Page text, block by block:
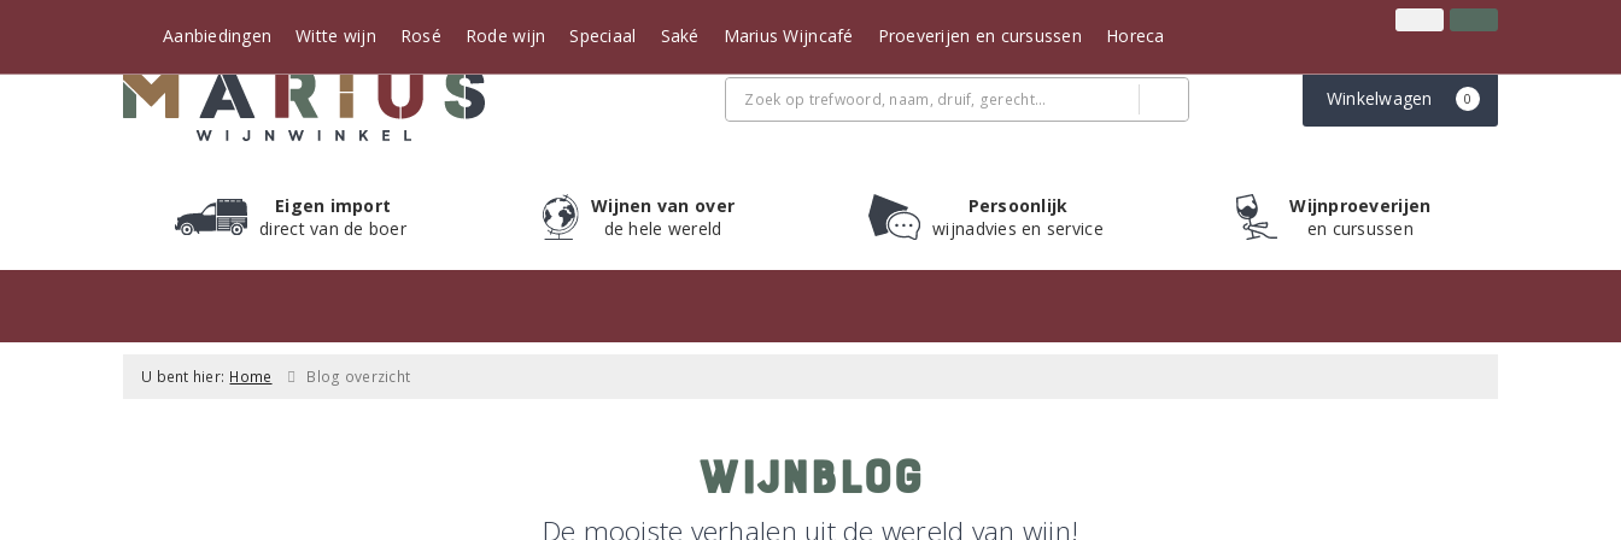
Klantenservice
Winkelwagen 0
Eigen import
direct van de boer
Wijnen van over
de hele wereld
Persoonlijk
wijnadvies en service
Wijnproeverijen
en cursussen
Aanbiedingen Witte wijn Rosé Rode wijn Speciaal Saké Marius Wijncafé Proeverijen en cursussen Horeca
U bent hier: Home Blog overzicht
Wijnblog
De mooiste verhalen uit de wereld van wijn!